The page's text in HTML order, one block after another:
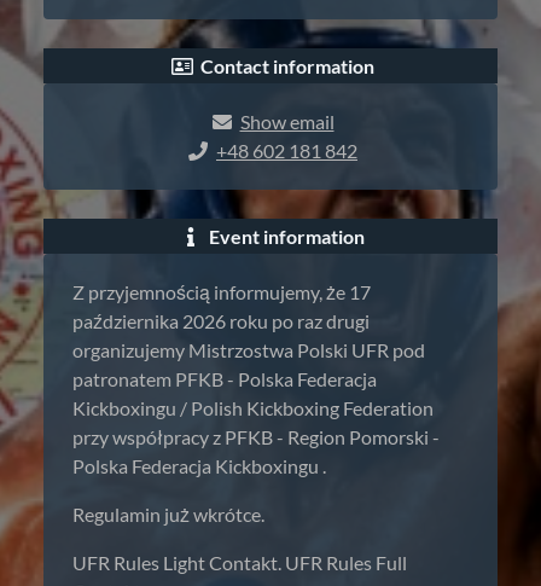
Contact information
Show email
+48 602 181 842
Event information
Z przyjemnością informujemy, że 17
października 2026 roku po raz drugi
organizujemy Mistrzostwa Polski UFR pod
patronatem PFKB - Polska Federacja
Kickboxingu / Polish Kickboxing Federation
przy współpracy z PFKB - Region Pomorski -
Polska Federacja Kickboxingu .
Regulamin już wkrótce.
UFR Rules Light Contakt. UFR Rules Full